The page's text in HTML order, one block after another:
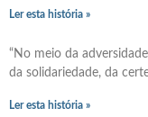
Ler esta história »
“No meio da
da solidariedade, da
Ler esta história »